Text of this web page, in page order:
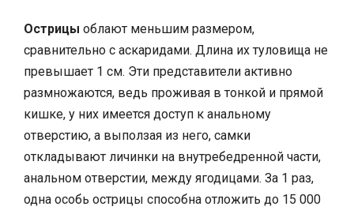
Острицы облают меньшим размером,
сравнительно с аскаридами. Длина их туловища не
превышает 1 см. Эти представители активно
размножаются, ведь проживая в тонкой и прямой
кишке, у них имеется доступ к анальному
отверстию, а выползая из него, самки
откладывают личинки на внутребедренной части,
анальном отверстии, между ягодицами. За 1 раз,
одна особь острицы способна отложить до 15 000